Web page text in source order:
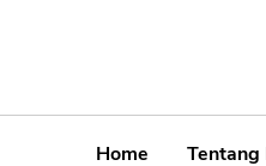
Home Tentang